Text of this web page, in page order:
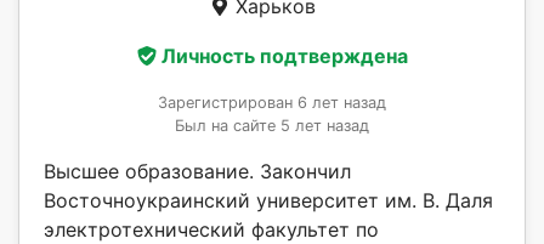
Харьков
Личность подтверждена
Зарегистрирован 6 лет назад
Был на сайте 5 лет назад
Высшее образование. Закончил
Восточноукраинский университет им. В. Даля
электротехнический факультет по